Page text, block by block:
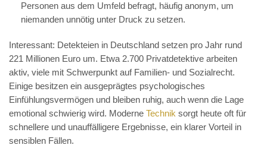
Personen aus dem Umfeld befragt, häufig anonym, um
niemanden unnötig unter Druck zu setzen.
Interessant: Detekteien in Deutschland setzen pro Jahr rund
221 Millionen Euro um. Etwa 2.700 Privatdetektive arbeiten
aktiv, viele mit Schwerpunkt auf Familien- und Sozialrecht.
Einige besitzen ein ausgeprägtes psychologisches
Einfühlungsvermögen und bleiben ruhig, auch wenn die Lage
emotional schwierig wird. Moderne Technik sorgt heute oft für
schnellere und unauffälligere Ergebnisse, ein klarer Vorteil in
sensiblen Fällen.